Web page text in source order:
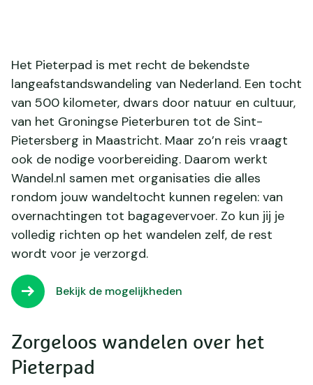
Het Pieterpad is met recht de bekendste
langeafstandswandeling van Nederland. Een tocht
van 500 kilometer, dwars door natuur en cultuur,
van het Groningse Pieterburen tot de Sint-
Pietersberg in Maastricht. Maar zo’n reis vraagt
ook de nodige voorbereiding. Daarom werkt
Wandel.nl samen met organisaties die alles
rondom jouw wandeltocht kunnen regelen: van
overnachtingen tot bagagevervoer. Zo kun jij je
volledig richten op het wandelen zelf, de rest
wordt voor je verzorgd.
Bekijk de mogelijkheden
Zorgeloos wandelen over het
Pieterpad